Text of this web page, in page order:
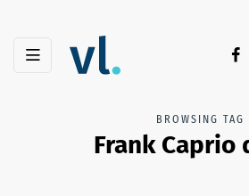
BROWSING TAG
Frank Caprio